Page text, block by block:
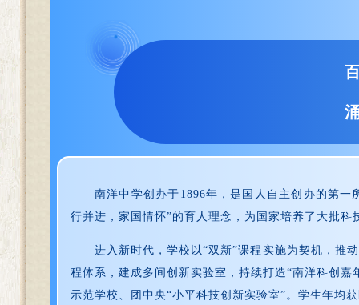
南洋中学创办于1896年，是国人自主创办的第
行并进，家国情怀”的育人理念，为国家培养了大批科
进入新时代，学校以“双新”课程实施为契机，推
程体系，建成多间创新实验室，持续打造“南洋科创
示范学校、团中央“小平科技创新实验室”。学生年均